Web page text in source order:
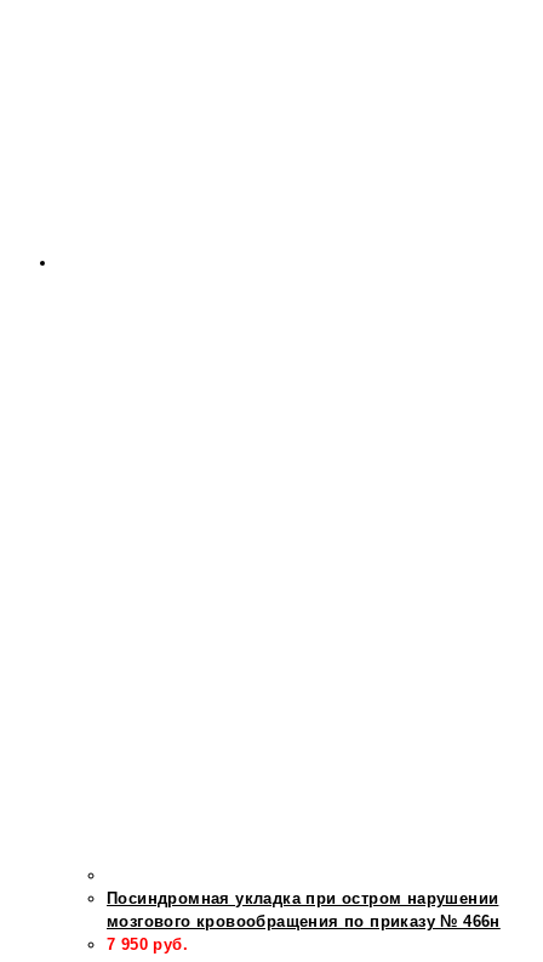
Посиндромная укладка при остром нарушении
мозгового кровообращения по приказу № 466н
7 950 руб.